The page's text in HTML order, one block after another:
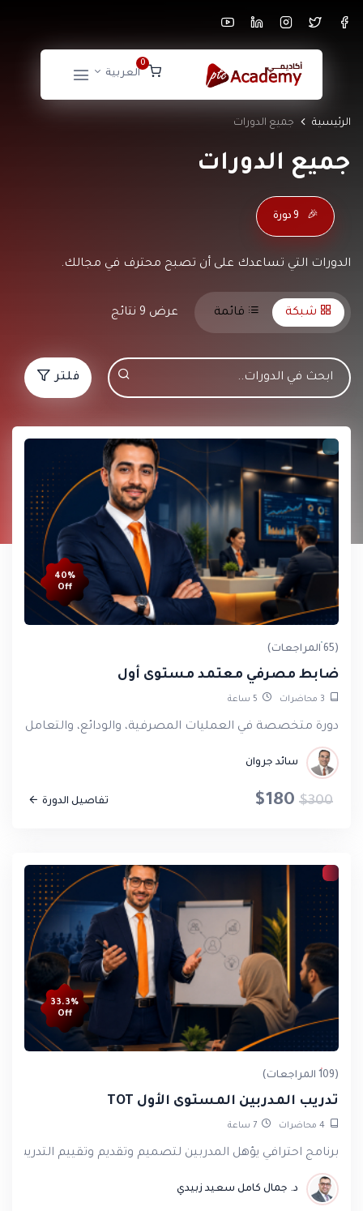
0
العربية
الرئيسية جميع الدورات
جميع الدورات
🎉 9 دورة
الدورات التي تساعدك على أن تصبح محترف في مجالك.
شبكة قائمة عرض 9 نتائج
فلتر
40%
Off
(65 المراجعات)
ضابط مصرفي معتمد مستوى أول
3 محاضرات 5 ساعة
دورة متخصصة في العمليات المصرفية، والودائع، والتعامل مع
سائد جروان
$180 $300 تفاصيل الدورة
33.3%
Off
(109 المراجعات)
تدريب المدربين المستوى الأول TOT
4محاضرات 7 ساعة
برنامج احترافي يؤهل المدربين لتصميم وتقديم وتقييم
د. جمال كامل سعيد زبيدي